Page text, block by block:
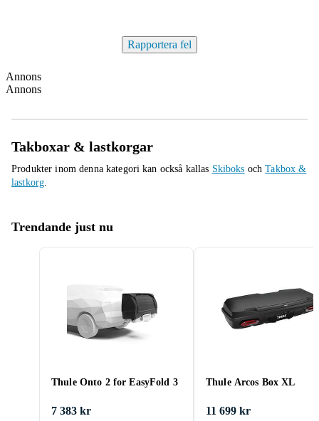
Rapportera fel
Annons
Annons
Takboxar & lastkorgar
Produkter inom denna kategori kan också kallas Skiboks ochTakbox &
lastkorg.
Trendande just nu
Thule Onto 2 for EasyFold 3
7 383 kr
Thule Arcos Box XL
11 699 kr